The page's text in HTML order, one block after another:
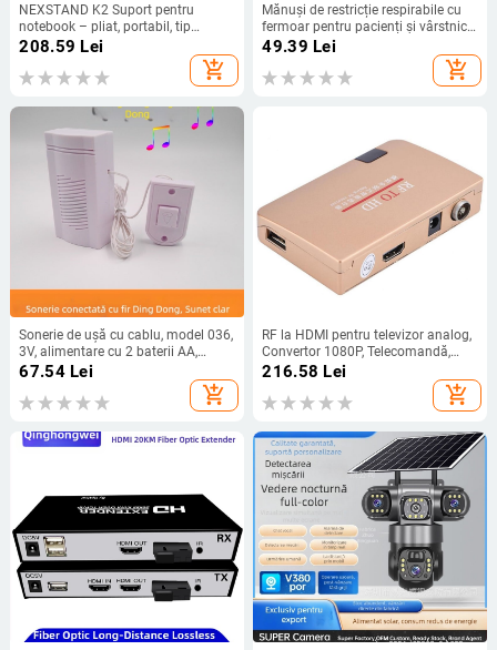
NEXSTAND K2 Suport pentru
notebook – pliat, portabil, tip
ridicare, nailon întărit, 240 g,
208.59 Lei
add_shopping_cart
Mănuși de restricție respirabile cu
fermoar pentru pacienți și vârstnici
— anti-zgâriere, anti-smulgere,
plăcuță de protecție încorporată,
curele fixe, Material: fibră de
49.39 Lei
add_shopping_cart
Sonerie de ușă cu cablu, model 036,
3V, alimentare cu 2 baterii AA,
sonerie: Ding-dong
67.54Lei
add_shopping_cart
RF la HDMI pentru televizor analog,
Convertor 1080P, Telecomandă,
Alimentator, Model YMQS8010A
216.58 Lei
add_shopping_cart